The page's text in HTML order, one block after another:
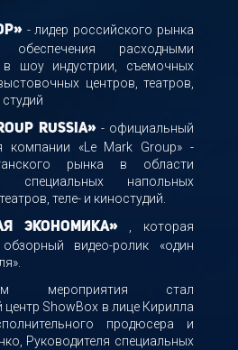
- лидер российского рынка
расходными
в шоу индустрии, съемочных
центров, театров,
Russia»- официальный
компании «Le Mark Group» -
рынка в области
специальных напольных
теле- и киностудий.
экономика», которая
видео-ролик «один
мероприятия стал
ShowBox в лице Кирилла
продюсера и
Руководителя специальных